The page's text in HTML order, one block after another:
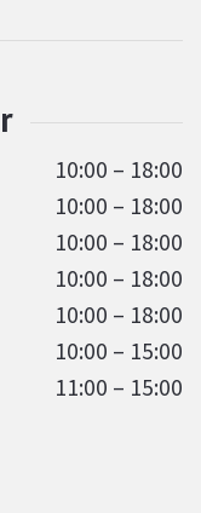
10:00 – 18:00
10:00 – 18:00
10:00 – 18:00
10:00 – 18:00
10:00 – 18:00
10:00 – 15:00
11:00 – 15:00